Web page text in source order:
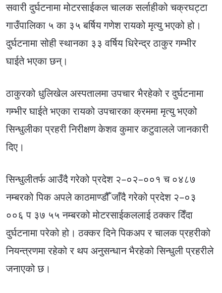
सवारी दुर्घटनामा मोटरसाईकल चालक सर्लाहीको चक्रघट्टा
गाउँपालिका ५ का ३५ बर्षिय गणेश रायको मृत्यु भएको हो।
दुर्घटनामा सोही स्थानका ३३ वर्षिय धिरेन्द्र ठाकुर गम्भीर
घाईते भएका छन्।
ठाकुरको धुलिखेल अस्पतालमा उपचार भैरहेको र दुर्घटनामा
गम्भीर घाईते भएका रायको उपचारका क्रममा मृत्यु भएको
सिन्धुलीका प्रहरी निरीक्षण केशव कुमार कटुवालले जानकारी
दिए।
सिन्धुलीतर्फ आउँदै गरेको प्रदेश २–०२–००१ च ०४८७
नम्बरको पिक अपले काठमाण्डौँ जाँदै गरेको प्रदेश २–०३
००६ प ३७ ५५ नम्बरको मोटरसाईकललाई ठक्कर दिँदा
दुर्घटनामा परेको हो। ठक्कर दिने पिकअप र चालक प्रहरीको
नियन्त्रणमा रहेको र थप अनुसन्धान भैरहेको सिन्धुली प्रहरीले
जनाएको छ।